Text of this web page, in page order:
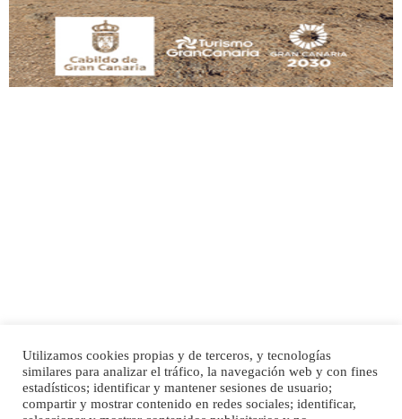
Leales.org » Gran Canaria | 9.7.2025
SHIBA PERDIDO AVDA JOSE MESA Y LOPEZ
PERRO MACHO RAZA SHIBA CON MICROCHIP PERDIDO HOY 06/07/2025 ZONA
MESA Y LOPEZ. ES MUY ASUSTADIZO
Inicio Publicidad
Política de privacidad
Aviso Legal
Cláusula de Cookies
Utilizamos cookies propias y de terceros, y tecnologías
similares para analizar el tráfico, la navegación web y con fines
estadísticos; identificar y mantener sesiones de usuario;
compartir y mostrar contenido en redes sociales; identificar,